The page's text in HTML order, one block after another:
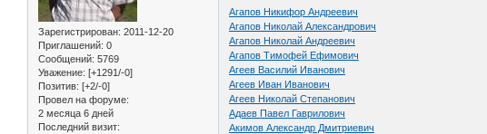
Зарегистрирован: 2011-12-20
Приглашений: 0
Сообщений: 5769
Уважение: [+1291/-0]
Позитив: [+2/-0]
Провел на форуме:
2 месяца 6 дней
Последний визит:
Агапов Никифор Андреевич
Агапов Николай Александрович
Агапов Николай Андреевич
Агапов Тимофей Ефимович
Агеев Василий Иванович
Агеев Иван Иванович
Агеев Николай Степанович
Адаев Павел Гаврилович
Акимов Александр Дмитриевич